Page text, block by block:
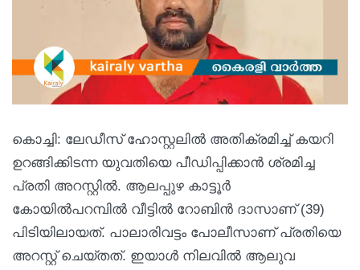
കൊച്ചി: ലേഡീസ് ഹോസ്റ്റലിൽ അതിക്രമിച്ച് കയറി
ഉറങ്ങിക്കിടന്ന യുവതിയെ പീഡിപ്പിക്കാൻ ശ്രമിച്ച
പ്രതി അറസ്റ്റിൽ. ആലപ്പുഴ കാട്ടൂർ
കോയിൽപറമ്പിൽ വീട്ടിൽ റോബിൻ ദാസാണ് (39)
പിടിയിലായത്. പാലാരിവട്ടം പോലീസാണ് പ്രതിയെ
അറസ്റ്റ് ചെയ്തത്. ഇയാൾ നിലവിൽ ആലുവ